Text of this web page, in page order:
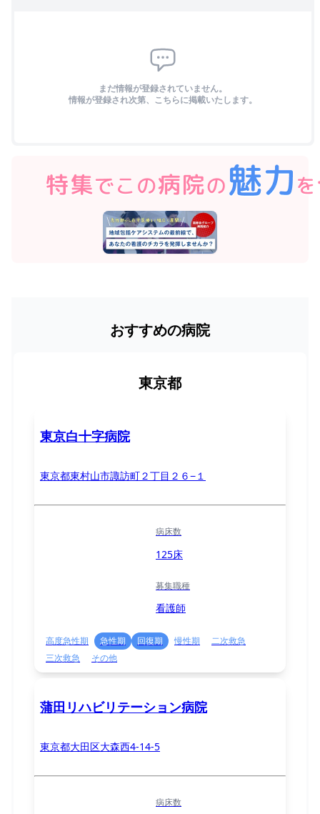
まだ情報が登録されていません。
情報が登録され次第、こちらに掲載いたします。
おすすめの病院
東京都
東京白十字病院
東京都東村山市諏訪町２丁目２６−１
病床数
125床
募集職種
看護師
高度急性期 急性期 回復期 慢性期
二次救急
三次救急
その他
蒲田リハビリテーション病院
東京都大田区大森西4-14-5
病床数